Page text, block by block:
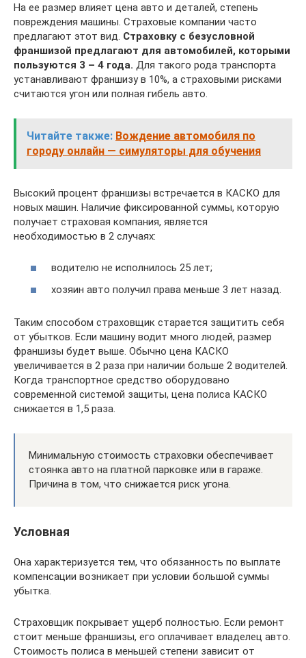
На ее размер влияет цена авто и деталей, степень
повреждения машины. Страховые компании часто
предлагают этот вид. Страховку с безусловной
франшизой предлагают для автомобилей, которыми
пользуются 3 – 4 года. Для такого рода транспорта
устанавливают франшизу в 10%, а страховыми рисками
считаются угон или полная гибель авто.
Читайте также: Вождение автомобиля по
городу онлайн — симуляторы для обучения
Высокий процент франшизы встречается в КАСКО для
новых машин. Наличие фиксированной суммы, которую
получает страховая компания, является
необходимостью в 2 случаях:
водителю не исполнилось 25 лет;
хозяин авто получил права меньше 3 лет назад.
Таким способом страховщик старается защитить себя
от убытков. Если машину водит много людей, размер
франшизы будет выше. Обычно цена КАСКО
увеличивается в 2 раза при наличии больше 2 водителей.
Когда транспортное средство оборудовано
современной системой защиты, цена полиса КАСКО
снижается в 1,5 раза.
Минимальную стоимость страховки обеспечивает
стоянка авто на платной парковке или в гараже.
Причина в том, что снижается риск угона.
Условная
Она характеризуется тем, что обязанность по выплате
компенсации возникает при условии большой суммы
убытка.
Страховщик покрывает ущерб полностью. Если ремонт
стоит меньше франшизы, его оплачивает владелец авто.
Стоимость полиса в меньшей степени зависит от